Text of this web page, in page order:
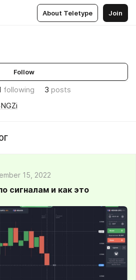
About Teletype Join
Follow
following 3 posts
15, 2022
сигналам и как это